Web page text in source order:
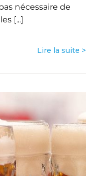
nécessaire de
[...]
Lire la suite >